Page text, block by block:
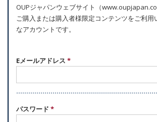
ー
タ
ブ
OUPジャパンウェブサイト（
ご購入または購入者様限定コンテンツをご利用
なアカウントです。
Eメールアドレス *
パスワード *